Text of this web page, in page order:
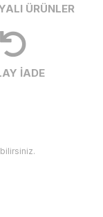
ÜRÜNLER
İADE